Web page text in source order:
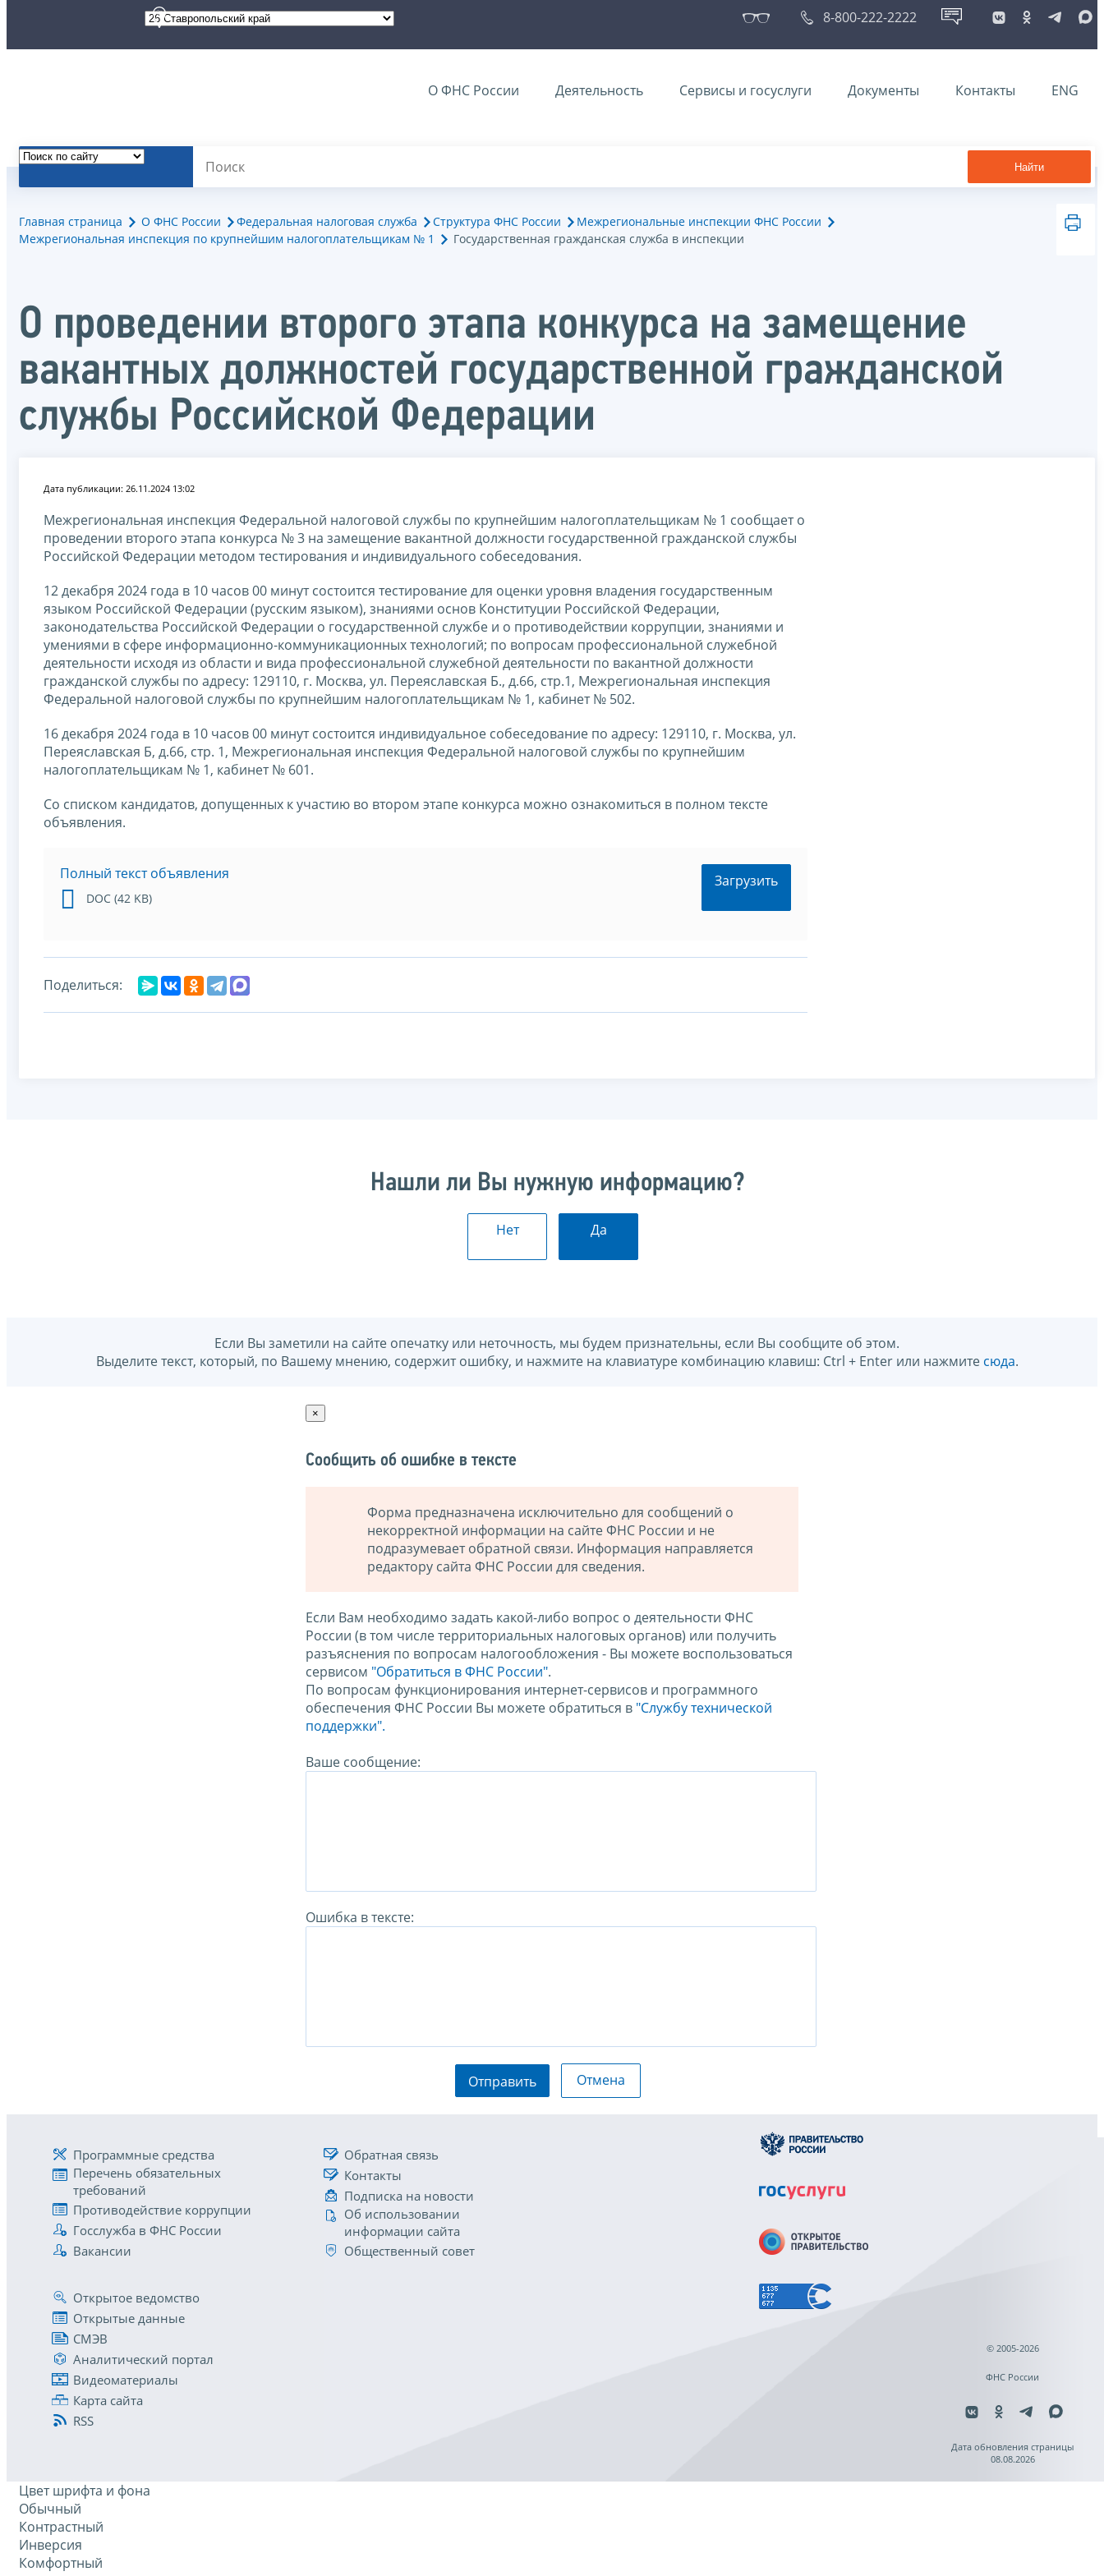
8-800-222-2222
О ФНС России Деятельность Сервисы и госуслуги Документы Контакты ENG
Найти
Главная страница О ФНС России Федеральная налоговая служба Структура ФНС России
Межрегиональные инспекции ФНС России
Межрегиональная инспекция по крупнейшим налогоплательщикам № 1
Государственная гражданская служба в инспекции
О проведении второго этапа конкурса на замещение
вакантных должностей государственной гражданской
службы Российской Федерации
Дата публикации: 26.11.2024 13:02
Межрегиональная инспекция Федеральной налоговой службы по крупнейшим налогоплательщикам № 1 сообщает о
проведении второго этапа конкурса № 3 на замещение вакантной должности государственной гражданской службы
Российской Федерации методом тестирования и индивидуального собеседования.
12 декабря 2024 года в 10 часов 00 минут состоится тестирование для оценки уровня владения государственным
языком Российской Федерации (русским языком), знаниями основ Конституции Российской Федерации,
законодательства Российской Федерации о государственной службе и о противодействии коррупции, знаниями и
умениями в сфере информационно-коммуникационных технологий; по вопросам профессиональной служебной
деятельности исходя из области и вида профессиональной служебной деятельности по вакантной должности
гражданской службы по адресу: 129110, г. Москва, ул. Переяславская Б., д.66, стр.1, Межрегиональная инспекция
Федеральной налоговой службы по крупнейшим налогоплательщикам № 1, кабинет № 502.
16 декабря 2024 года в 10 часов 00 минут состоится индивидуальное собеседование по адресу: 129110, г. Москва, ул.
Переяславская Б, д.66, стр. 1, Межрегиональная инспекция Федеральной налоговой службы по крупнейшим
налогоплательщикам № 1, кабинет № 601.
Со списком кандидатов, допущенных к участию во втором этапе конкурса можно ознакомиться в полном тексте
объявления.
Полный текст объявления
DOC (42 KB)
Загрузить
Поделиться:
Нашли ли Вы нужную информацию?
Нет Да
Если Вы заметили на сайте опечатку или неточность, мы будем признательны, если Вы сообщите об этом.
Выделите текст, который, по Вашему мнению, содержит ошибку, и нажмите на клавиатуре комбинацию клавиш: Ctrl + Enter или нажмите сюда.
×
Сообщить об ошибке в тексте
Форма предназначена исключительно для сообщений о
некорректной информации на сайте ФНС России и не
подразумевает обратной связи. Информация направляется
редактору сайта ФНС России для сведения.
Если Вам необходимо задать какой-либо вопрос о деятельности ФНС
России (в том числе территориальных налоговых органов) или получить
разъяснения по вопросам налогообложения - Вы можете воспользоваться
сервисом "Обратиться в ФНС России".
По вопросам функционирования интернет-сервисов и программного
обеспечения ФНС России Вы можете обратиться в "Службу технической
поддержки".
Ваше сообщение:
Ошибка в тексте:
Отправить Отмена
Программные средства
Перечень обязательных
требований
Противодействие коррупции
Госслужба в ФНС России
Вакансии
Обратная связь
Контакты
Подписка на новости
Об использовании
информации сайта
Общественный совет
Открытое ведомство
Открытые данные
СМЭВ
Аналитический портал
Видеоматериалы
Карта сайта
RSS
© 2005-2026
ФНС России
Дата обновления страницы
08.08.2026
Цвет шрифта и фона
Обычный
Контрастный
Инверсия
Комфортный